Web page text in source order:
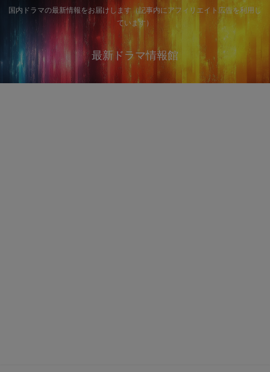
国内ドラマの最新情報をお届けします（記事内にアフィリエイト広告を利用し
ています）
最新ドラマ情報館